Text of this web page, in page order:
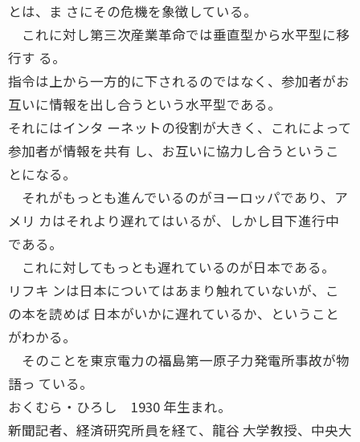
とは、ま さにその危機を象徴している。
これに対し第三次産業革命では垂直型から水平型に移
行す る。
指令は上から一方的に下されるのではなく、参加者がお
互いに情報を出し合うという水平型である。
それにはインタ ーネットの役割が大きく、これによって
参加者が情報を共有 し、お互いに協力し合うというこ
とになる。
それがもっとも進んでいるのがヨーロッパであり、ア
メリ カはそれより遅れてはいるが、しかし目下進行中
である。
これに対してもっとも遅れているのが日本である。
リフキ ンは日本についてはあまり触れていないが、こ
の本を読めば 日本がいかに遅れているか、ということ
がわかる。
そのことを東京電力の福島第一原子力発電所事故が物
語っ ている。
おくむら・ひろし 1930 年生まれ。
新聞記者、経済研究所員を経て、龍谷 大学教授、中央大